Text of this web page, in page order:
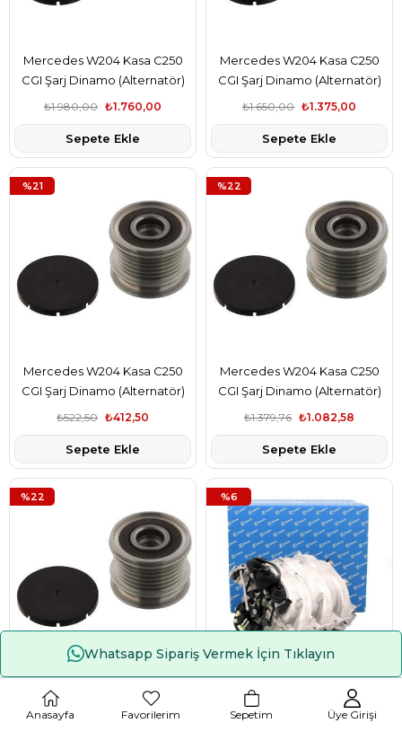
Mercedes W204 Kasa C250
CGI Şarj Dinamo (Alternatör)
Kasnağı Gates Marka
₺1.760,00
₺1.980,00
Sepete Ekle
Mercedes W204 Kasa C250
CGI Şarj Dinamo (Alternatör)
Kasnağı Valeo Marka
₺1.375,00
₺1.650,00
Sepete Ekle
Mercedes W204 Kasa C250
CGI Şarj Dinamo (Alternatör)
Kasnağı İthal Marka
₺412,50
₺522,50
Sepete Ekle
%21
Mercedes W204 Kasa C250
CGI Şarj Dinamo (Alternatör)
Kasnağı Conti Marka
₺1.082,58
₺1.379,76
Sepete Ekle
%22
Mercedes W204 Kasa C250
CGI Şarj Dinamo (Alternatör)
Kasnağı Aba Marka
%22
Mercedes W204 Kasa C230
Emme Manifoldu Komple
Pierburg Marka A2721402401
%6
Whatsapp Sipariş Vermek İçin Tıklayın
Çerez Kullanımı
Anasayfa Favorilerim Sepetim Üye Girişi